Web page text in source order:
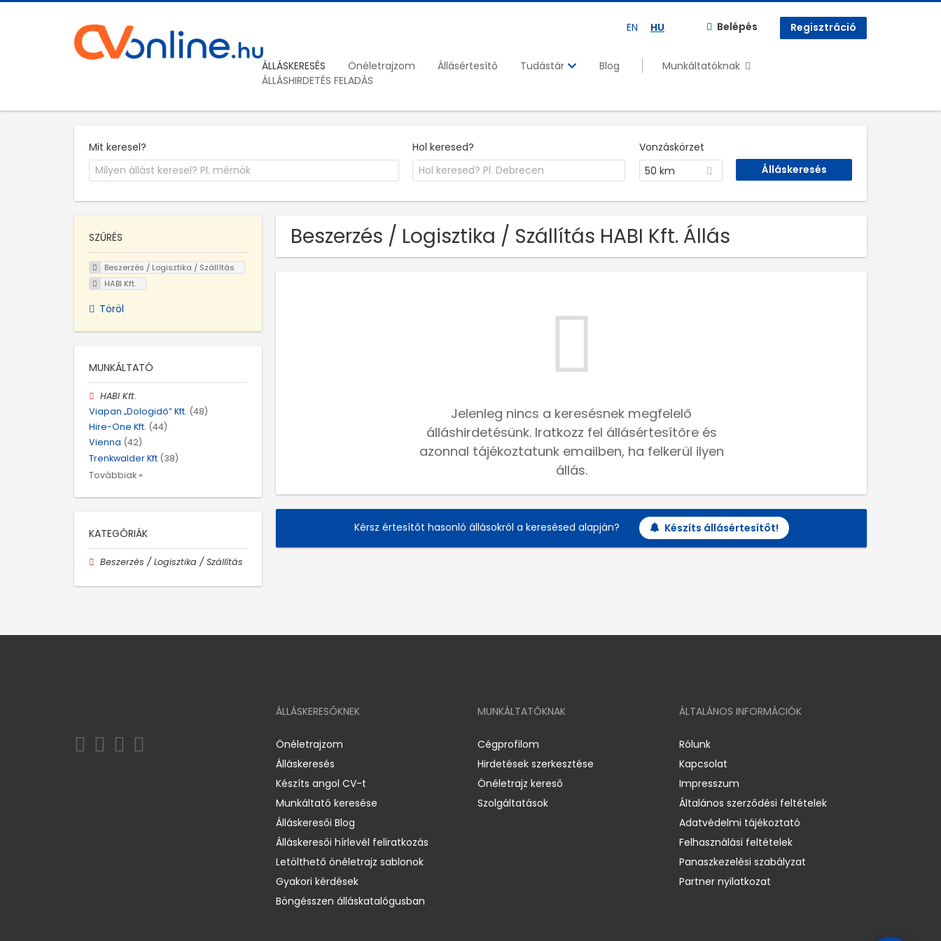
EN HU Belépés Regisztráció
ÁLLÁSKERESÉS Önéletrajzom Állásértesítő Tudástár Blog
Munkáltatóknak
ÁLLÁSHIRDETÉS FELADÁS
Mit keresel? Hol keresed?
Vonzáskörzet
50 km
Beszerzés / Logisztika / Szállítás HABI Kft. Állás
Jelenleg nincs a keresésnek megfelelő
álláshirdetésünk. Iratkozz fel állásértesítőre és
azonnal tájékoztatunk emailben, ha felkerül ilyen
állás.
Kérsz értesítőt hasonló állásokról a keresésed alapján? Készíts állásértesítőt!
SZŰRÉS
Beszerzés / Logisztika / Szállítás
HABI Kft.
Töröl
MUNKÁLTATÓ
HABI Kft.
Viapan „Dologidő” Kft. (48)
Hire-One Kft. (44)
Vienna (42)
Trenkwalder Kft (38)
Továbbiak »
KATEGÓRIÁK
Beszerzés / Logisztika / Szállítás
ÁLLÁSKERESŐKNEK
Önéletrajzom
Álláskeresés
Készíts angol CV-t
Munkáltató keresése
Álláskeresői Blog
Álláskeresői hírlevél feliratkozás
Letölthető önéletrajz sablonok
Gyakori kérdések
Böngésszen álláskatalógusban
MUNKÁLTATÓKNAK
Cégprofilom
Hirdetések szerkesztése
Önéletrajz kereső
Szolgáltatások
ÁLTALÁNOS INFORMÁCIÓK
Rólunk
Kapcsolat
Impresszum
Általános szerződési feltételek
Adatvédelmi tájékoztató
Felhasználási feltételek
Panaszkezelési szabályzat
Partner nyilatkozat